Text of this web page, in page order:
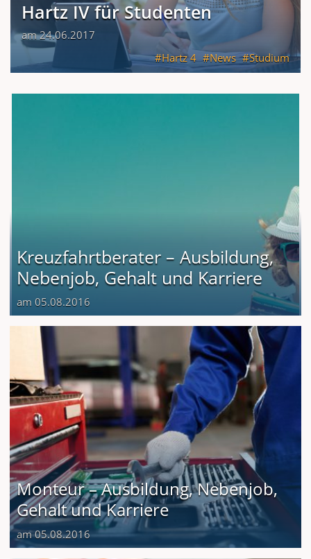
Hartz IV für Studenten
am 24.06.2017
Hartz 4
News Studium
Kreuzfahrtberater – Ausbildung,
Nebenjob, Gehalt und Karriere
am 05.08.2016
Monteur – Ausbildung, Nebenjob,
Gehalt und Karriere
am 05.08.2016